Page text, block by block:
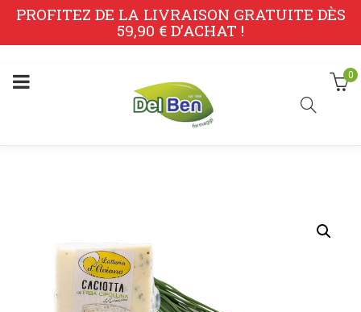
PROFITEZ DE LA LIVRAISON GRATUITE DÈS
59,90 € D’ACHAT !
0